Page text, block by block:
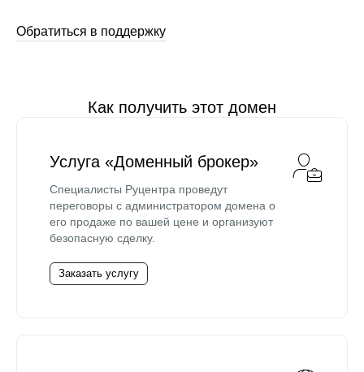
Обратиться в поддержку
Как получить этот домен
Услуга «Доменный брокер»
Специалисты Руцентра проведут
переговоры с администратором домена о
его продаже по вашей цене и организуют
безопасную сделку.
Заказать услугу